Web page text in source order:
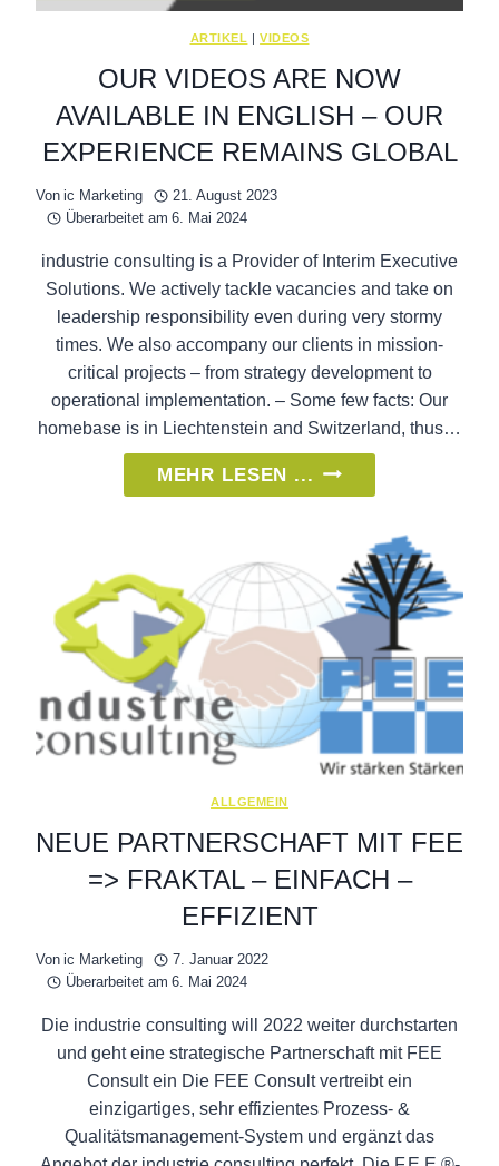
ARTIKEL |VIDEOS
OUR VIDEOS ARE NOW
AVAILABLE IN ENGLISH – OUR
EXPERIENCE REMAINS GLOBAL
Von ic Marketing
21. August 2023
Überarbeitet am 6. Mai 2024
industrie consulting is a Provider of Interim Executive
Solutions. We actively tackle vacancies and take on
leadership responsibility even during very stormy
times. We also accompany our clients in mission-
critical projects – from strategy development to
operational implementation. – Some few facts: Our
homebase is in Liechtenstein and Switzerland, thus…
MEHR LESEN ... OUR
VIDEOS
NOW
AVAILABLE
IN
ENGLISH
–
OUR
REMAINS
ALLGEMEIN
NEUE PARTNERSCHAFT MIT FEE
=> FRAKTAL – EINFACH –
EFFIZIENT
Von ic Marketing
7. Januar 2022
Überarbeitet am 6. Mai 2024
Die industrie consulting will 2022 weiter durchstarten
und geht eine strategische Partnerschaft mit FEE
Consult ein Die FEE Consult vertreibt ein
einzigartiges, sehr effizientes Prozess- &
Qualitätsmanagement-System und ergänzt das